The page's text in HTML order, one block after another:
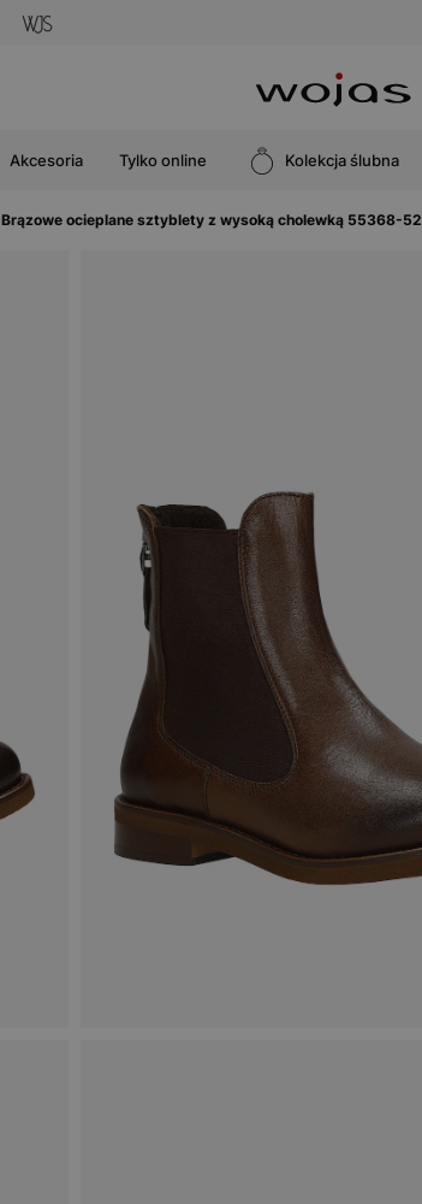
Akcesoria Tylko online Kolekcja ślubna
Brązowe ocieplane sztyblety z wysoką cholewką 55368-52